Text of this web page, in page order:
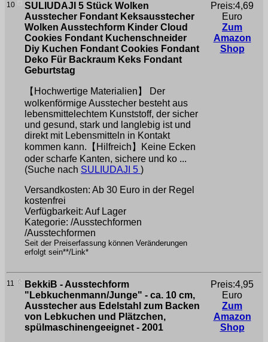
10
SULIUDAJI 5 Stück Wolken
Ausstecher Fondant Keksausstecher
Wolken Ausstechform Kinder Cloud
Cookies Fondant Kuchenschneider
Diy Kuchen Fondant Cookies Fondant
Deko Für Backraum Keks Fondant
Geburtstag
【Hochwertige Materialien】 Der
wolkenförmige Ausstecher besteht aus
lebensmittelechtem Kunststoff, der sicher
und gesund, stark und langlebig ist und
direkt mit Lebensmitteln in Kontakt
kommen kann.【Hilfreich】Keine Ecken
oder scharfe Kanten, sichere und ko ...
(Suche nach SULIUDAJI 5 )
Versandkosten: Ab 30 Euro in der Regel
kostenfrei
Verfügbarkeit: Auf Lager
Kategorie: /Ausstechformen
/Ausstechformen
Seit der Preiserfassung können Veränderungen
erfolgt sein**/Link*
Preis:4,69
Euro
Zum
Amazon
Shop
11
BekkiB - Ausstechform
"Lebkuchenmann/Junge" - ca. 10 cm,
Ausstecher aus Edelstahl zum Backen
von Lebkuchen und Plätzchen,
spülmaschinengeeignet - 2001
Preis:4,95
Euro
Zum
Amazon
Shop